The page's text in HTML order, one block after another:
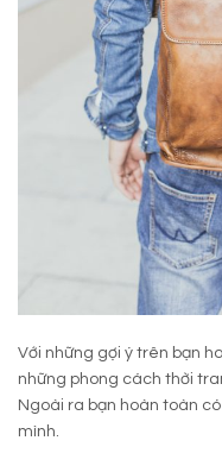
Với những gợi ý trên bạn
những phong cách thời
Ngoài ra bạn hoàn toàn
mình.